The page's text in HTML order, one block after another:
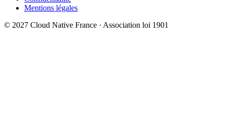
Mentions légales
© 2027 Cloud Native France · Association loi 1901